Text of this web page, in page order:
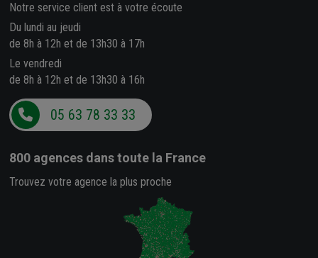
Notre service client est à votre écoute
Du lundi au jeudi
de 8h à 12h et de 13h30 à 17h
Le vendredi
de 8h à 12h et de 13h30 à 16h
05 63 78 33 33
800 agences dans toute la France
Trouvez votre agence la plus proche